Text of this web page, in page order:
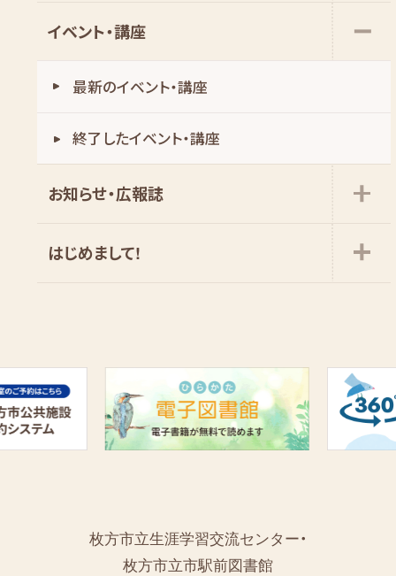
イベント・講座
最新のイベント・講座
お知らせ・広報誌
はじめまして!
枚方市立生涯学習交流センター・
枚方市立市駅前図書館